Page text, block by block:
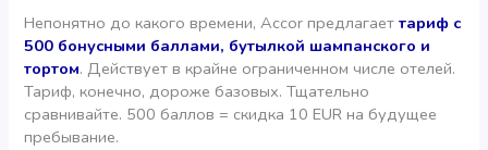
Непонятно до какого времени, Accor предлагаеттариф с
500 бонусными баллами, бутылкой шампанского и
тортом. Действует в крайне ограниченном числе отелей.
Тариф, конечно, дороже базовых. Тщательно
сравнивайте. 500 баллов = скидка 10 EUR на будущее
пребывание.